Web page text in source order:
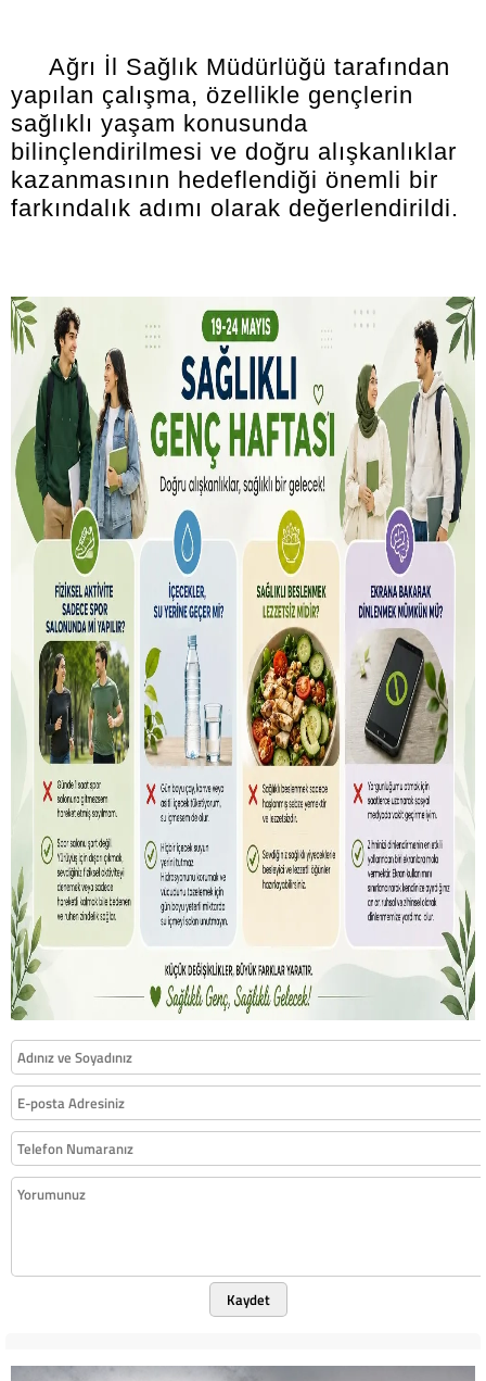
Ağrı İl Sağlık Müdürlüğü tarafından
yapılan çalışma, özellikle gençlerin
sağlıklı yaşam konusunda
bilinçlendirilmesi ve doğru alışkanlıklar
kazanmasının hedeflendiği önemli bir
farkındalık adımı olarak değerlendirildi.
Kaydet